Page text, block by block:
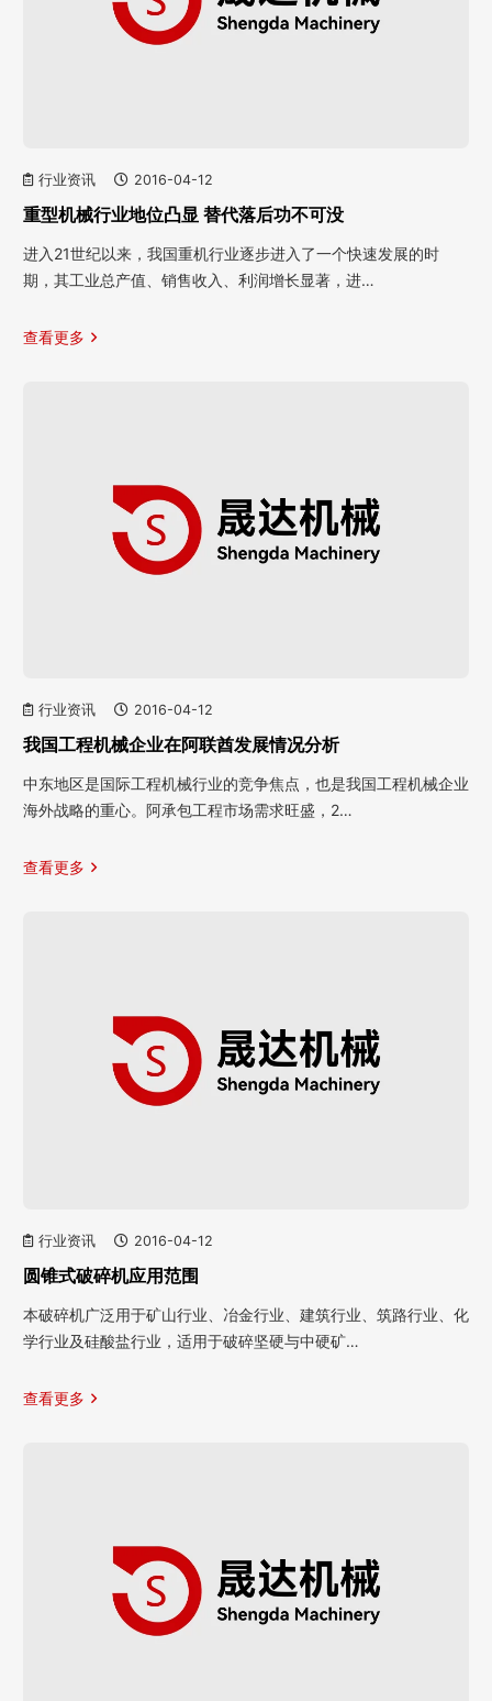
行业资讯 2016-04-12
重型机械行业地位凸显 替代落后功不可没
进入21世纪以来，我国重机行业逐步进入了一个快速发展的时
期，其工业总产值、销售收入、利润增长显著，进…
查看更多
行业资讯 2016-04-12
我国工程机械企业在阿联酋发展情况分析
中东地区是国际工程机械行业的竞争焦点，也是我国工程机械企业
海外战略的重心。阿承包工程市场需求旺盛，2…
查看更多
行业资讯 2016-04-12
圆锥式破碎机应用范围
本破碎机广泛用于矿山行业、冶金行业、建筑行业、筑路行业、化
学行业及硅酸盐行业，适用于破碎坚硬与中硬矿…
查看更多